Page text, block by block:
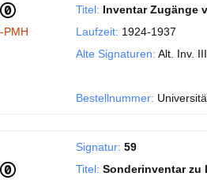
PMH
Titel: Inventar Zugänge
Laufzeit: 1924-1937
Alte Signaturen: Alt. Inv. III
Bestellnummer:
Signatur: 59
Titel: Sonderinventar zu